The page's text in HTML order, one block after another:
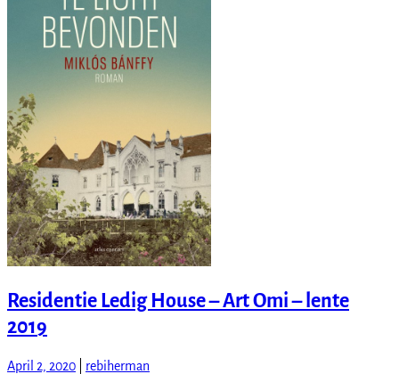
Residentie Ledig House – Art Omi – lente
2019
April 2, 2020 rebiherman